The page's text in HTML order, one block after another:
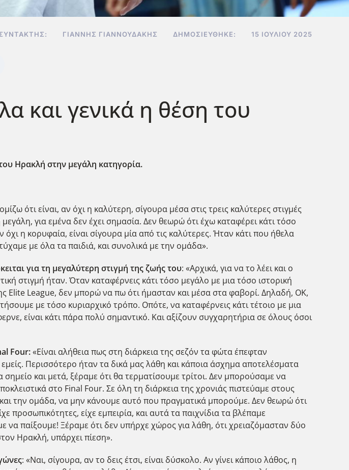
ΓΙΆΝΝΗΣ ΓΙΑΝΝΟΥΔΆΚΗΣ ΔΗΜΟΣΙΕΎΘΗΚΕ: 15 ΙΟΥΛΊΟΥ 2025
και γενικά η θέση του
Ηρακλή στην μεγάλη κατηγορία.
ότι είναι, αν όχι η καλύτερη, σίγουρα μέσα στις τρεις καλύτερες στιγμές
για εμένα δεν έχει σημασία. Δεν θεωρώ ότι έχω καταφέρει κάτι τόσο
η κορυφαία, είναι σίγουρα μία από τις καλύτερες. Ήταν κάτι που ήθελα
με όλα τα παιδιά, και συνολικά με την ομάδα».
για τη μεγαλύτερη στιγμή της ζωής του: «Αρχικά, για να το λέει και ο
στιγμή ήταν. Όταν καταφέρνεις κάτι τόσο μεγάλο με μια τόσο ιστορική
Elite League, δεν μπορώ να πω ότι ήμασταν και μέσα στα φαβορί. Δηλαδή, ΟΚ,
με τόσο κυριαρχικό τρόπο. Οπότε, να καταφέρνεις κάτι τέτοιο με μια
είναι κάτι πάρα πολύ σημαντικό. Και αξίζουν συγχαρητήρια σε όλους όσοι
Four:«Είναι αλήθεια πως στη διάρκεια της σεζόν τα φώτα έπεφταν
Περισσότερο ήταν τα δικά μας λάθη και κάποια άσχημα αποτελέσματα
και μετά, ξέραμε ότι θα τερματίσουμε τρίτοι. Δεν μπορούσαμε να
στο Final Four. Σε όλη τη διάρκεια της χρονιάς πιστεύαμε στους
την ομάδα, να μην κάνουμε αυτό που πραγματικά μπορούμε. Δεν θεωρώ ότι
προσωπικότητες, είχε εμπειρία, και αυτά τα παιχνίδια τα βλέπαμε
παίξουμε! Ξέραμε ότι δεν υπήρχε χώρος για λάθη, ότι χρειαζόμασταν δύο
Ηρακλή, υπάρχει πίεση».
: «Ναι, σίγουρα, αν το δεις έτσι, είναι δύσκολο. Αν γίνει κάποιο λάθος, η